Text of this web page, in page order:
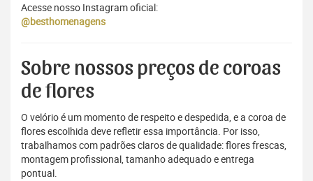
Acesse nosso Instagram oficial:
@besthomenagens
Sobre nossos preços de coroas
de flores
O velório é um momento de respeito e despedida, e a coroa de
flores escolhida deve refletir essa importância. Por isso,
trabalhamos com padrões claros de qualidade: flores frescas,
montagem profissional, tamanho adequado e entrega
pontual.